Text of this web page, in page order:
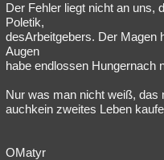
Der Fehler liegt nicht an uns,
Poletik,
desArbeitgebers. Der Magen
Augen
habe endlossen Hungernach
Nur was man nicht weiß, das
auchkein zweites Leben
OMatyr